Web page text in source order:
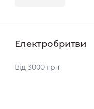
Електробритви
Від 3000 грн